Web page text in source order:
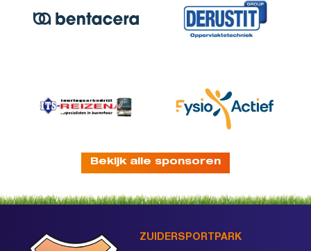
Bekijk alle sponsoren
ZUIDERSPORTPARK